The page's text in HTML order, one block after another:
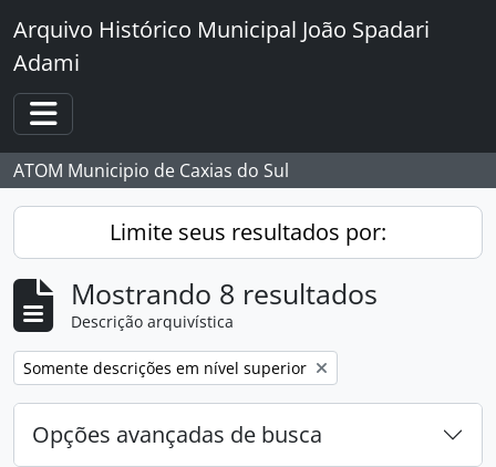
Skip to main content
Arquivo Histórico Municipal João Spadari
Adami
Toggle navigation
ATOM Municipio de Caxias do Sul
Limite seus resultados por:
Mostrando 8 resultados
Descrição arquivística
Remover filtro:
Somente descrições em nível superior
Opções avançadas de busca